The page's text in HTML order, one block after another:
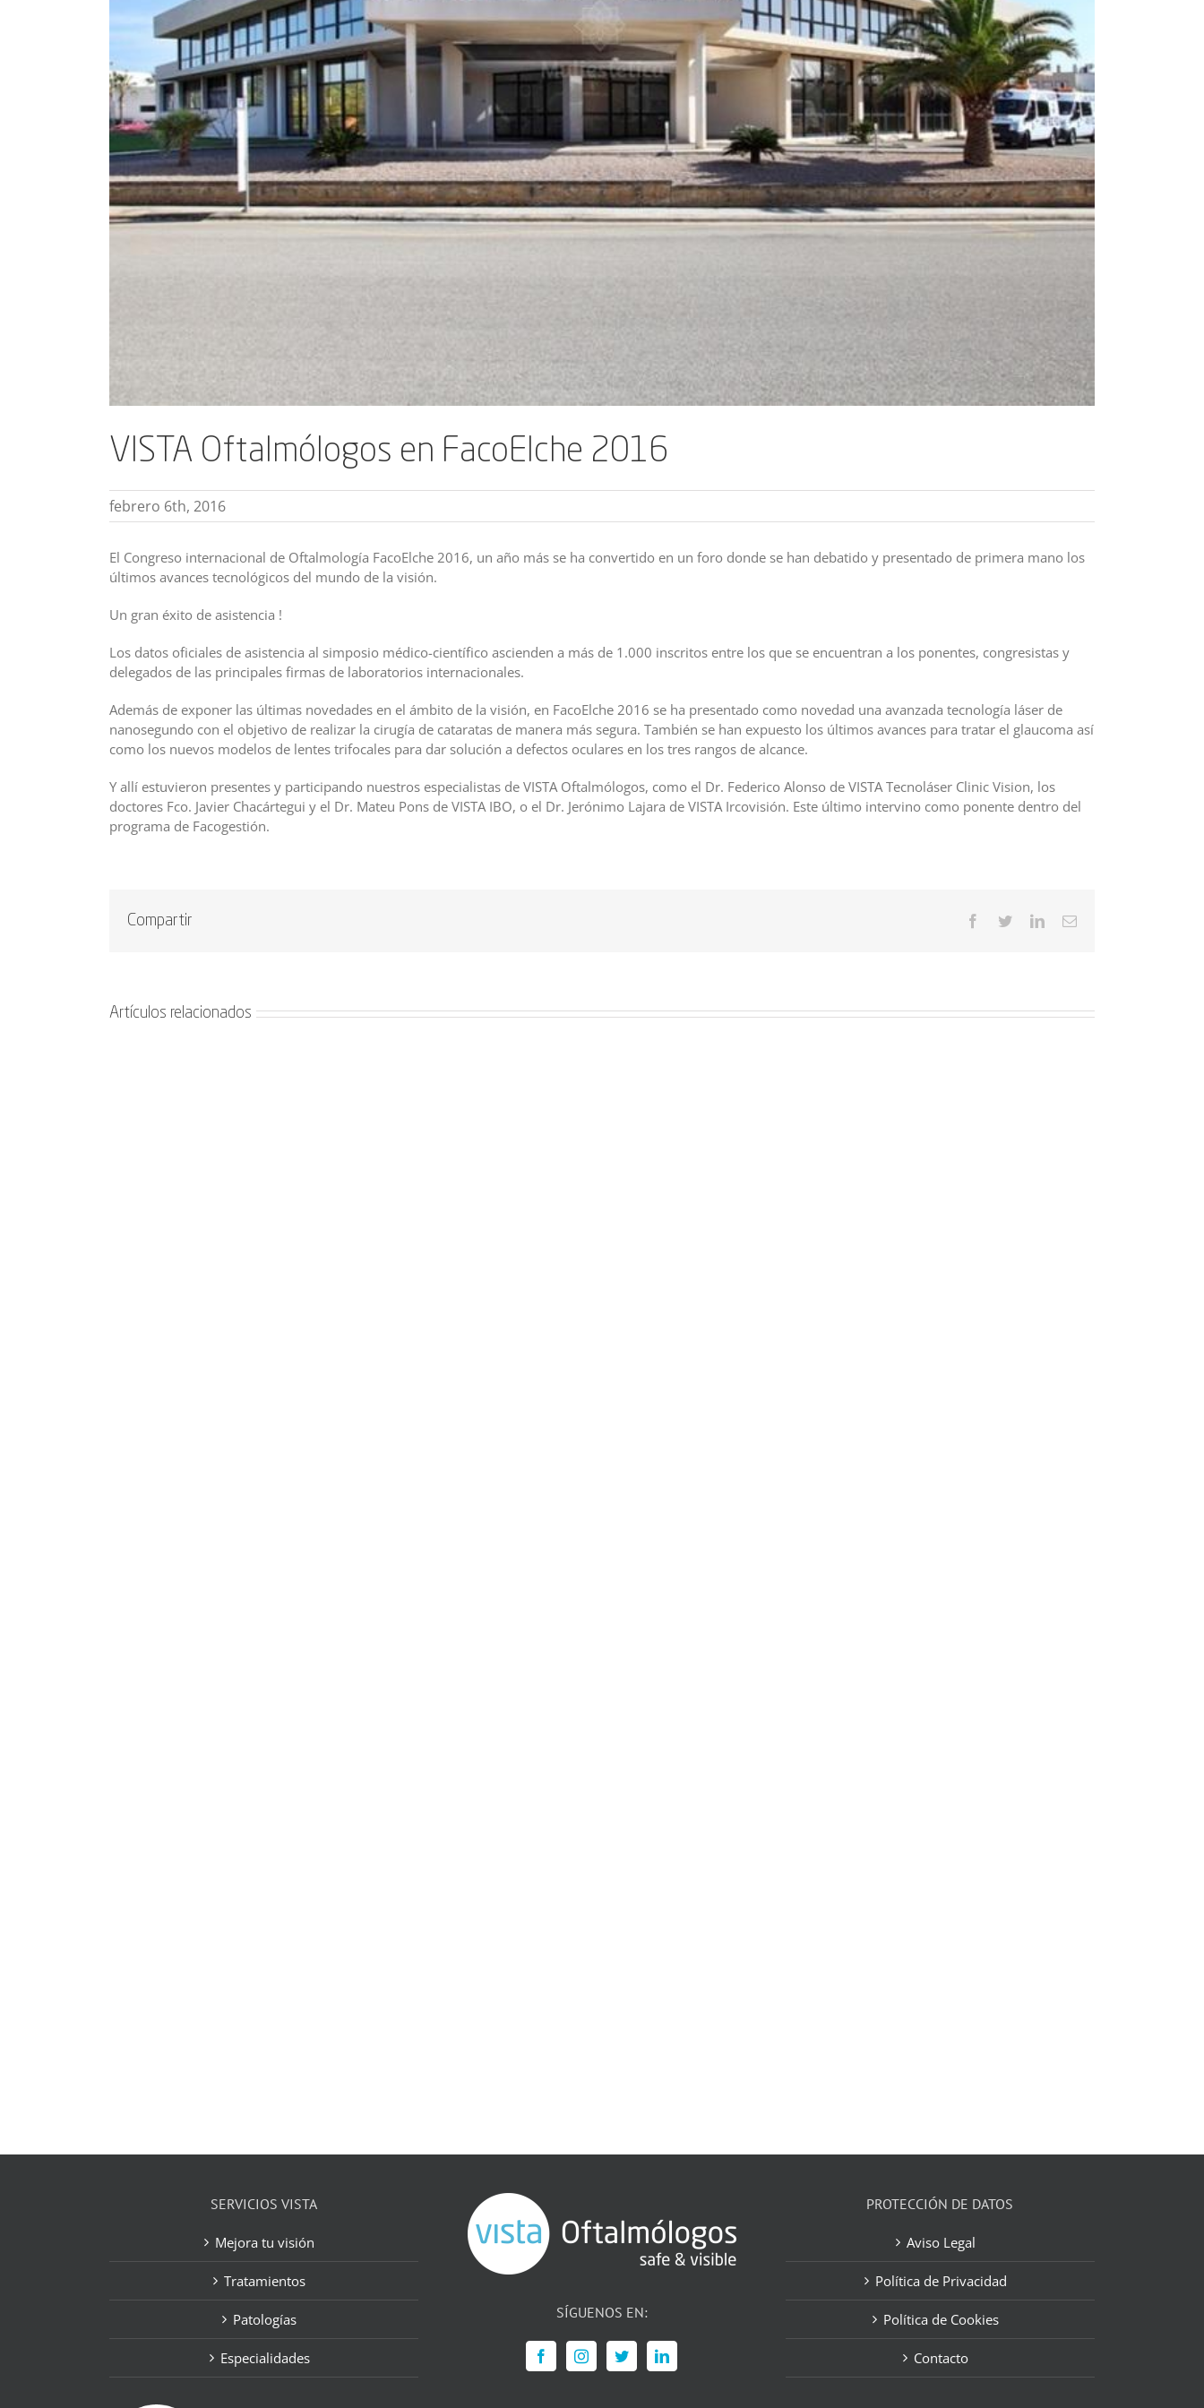
VISTA Oftalmólogos en FacoElche 2016
febrero 6th, 2016
El Congreso internacional de Oftalmología FacoElche 2016, un año más se ha convertido en un foro donde se han debatido y presentado de primera mano los
últimos avances tecnológicos del mundo de la visión.
Un gran éxito de asistencia !
Los datos oficiales de asistencia al simposio médico-científico ascienden a más de 1.000 inscritos entre los que se encuentran a los ponentes, congresistas y
delegados de las principales firmas de laboratorios internacionales.
Además de exponer las últimas novedades en el ámbito de la visión, en FacoElche 2016 se ha presentado como novedad una avanzada tecnología láser de
nanosegundo con el objetivo de realizar la cirugía de cataratas de manera más segura. También se han expuesto los últimos avances para tratar el glaucoma así
como los nuevos modelos de lentes trifocales para dar solución a defectos oculares en los tres rangos de alcance.
Y allí estuvieron presentes y participando nuestros especialistas de VISTA Oftalmólogos, como el Dr. Federico Alonso de VISTA Tecnoláser Clinic Vision, los
doctores Fco. Javier Chacártegui y el Dr. Mateu Pons de VISTA IBO, o el Dr. Jerónimo Lajara de VISTA Ircovisión. Este último intervino como ponente dentro del
programa de Facogestión.
Compartir Facebook
TwitterLinkedInCorreo
Artículos relacionados
SERVICIOS VISTA
Mejora tu visión
Tratamientos
Patologías
Especialidades
SÍGUENOS EN:
PROTECCIÓN DE DATOS
Aviso Legal
Política de Privacidad
Política de Cookies
Contacto